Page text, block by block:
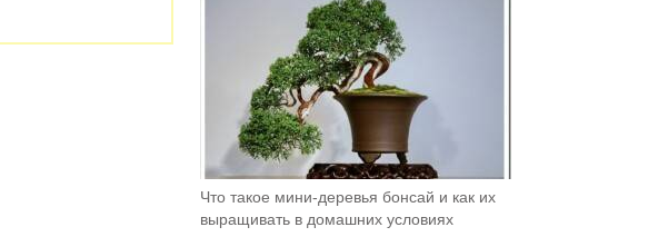
Что такое мини-деревья бонсай и как их
выращивать в домашних условиях